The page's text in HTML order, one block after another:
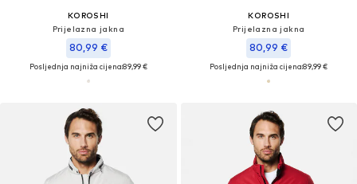
KOROSHI
Prijelazna jakna
80,99 €
Posljednja najniža cijena:89,99 €
KOROSHI
Prijelazna jakna
80,99 €
Posljednja najniža cijena:89,99 €